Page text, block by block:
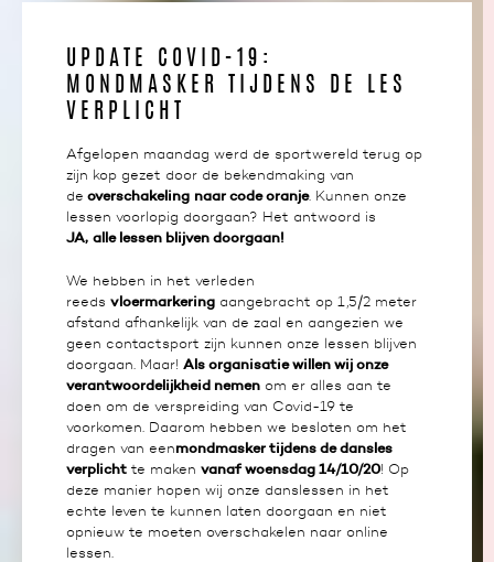
UPDATE COVID-19:
MONDMASKER TIJDENS DE LES
VERPLICHT
Afgelopen maandag werd de sportwereld terug op
zijn kop gezet door de bekendmaking van
de overschakeling naar code oranje. Kunnen onze
lessen voorlopig doorgaan? Het antwoord is
JA, alle lessen blijven doorgaan!
We hebben in het verleden
reeds vloermarkering aangebracht op 1,5/2 meter
afstand afhankelijk van de zaal en aangezien we
geen contactsport zijn kunnen onze lessen blijven
doorgaan. Maar! Als organisatie willen wij onze
verantwoordelijkheid nemen om er alles aan te
doen om de verspreiding van Covid-19 te
voorkomen. Daarom hebben we besloten om het
dragen van eenmondmasker tijdens de dansles
verplicht te maken vanaf woensdag 14/10/20! Op
deze manier hopen wij onze danslessen in het
echte leven te kunnen laten doorgaan en niet
opnieuw te moeten overschakelen naar online
lessen.